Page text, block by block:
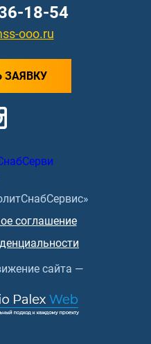
соглашение
сайта —
18-54
ooo.ru
ЗАЯВКУ